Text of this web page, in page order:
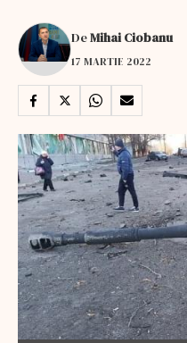
DeMihai Ciobanu
17 MARTIE 2022